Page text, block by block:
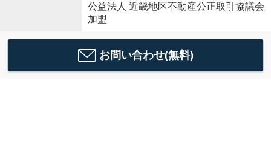
公益法人 近畿地区不動産公正取引協議会
加盟
お問い合わせ(無料)